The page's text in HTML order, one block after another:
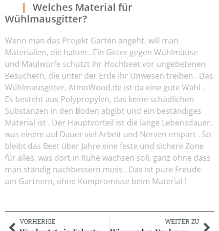
Welches Material für
Wühlmausgitter?
Wenn man das Projekt Garten angeht, will man
Materialien, die halten . Ein Gitter gegen Wühlmäuse
und Maulwürfe schützt Ihr Hochbeet vor ungebetenen
Besuchern, die unter der Erde ihr Unwesen treiben . Das
Wühlmausgitter, AtmoWood.de ist da eine gute Wahl .
Es besteht aus Polypropylen, das keine schädlichen
Substanzen in den Boden abgibt und ein beständiges
Material ist . Der Hauptvorteil ist die lange Lebensdauer,
was einem auf Dauer viel Arbeit und Nerven erspart . So
bleibt das Beet über Jahre eine feste und sichere Zone
für alles, was dort in Ruhe wachsen soll, ganz ohne dass
man ständig nachbessern muss . Das ist pure Freude
am Gärtnern, ohne Kompromisse beim Material !
VORHERIGE WEITER ZU